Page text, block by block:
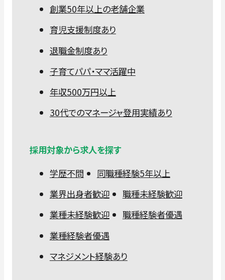
創業50年以上の老舗企業
育児支援制度あり
退職金制度あり
子育てパパ・ママ活躍中
年収500万円以上
30代でのマネージャ登用実績あり
採用対象から求人を探す
学歴不問
同職種経験5年以上
業界出身者歓迎
職種未経験歓迎
業種未経験歓迎
職種経験者優遇
業種経験者優遇
マネジメント経験あり